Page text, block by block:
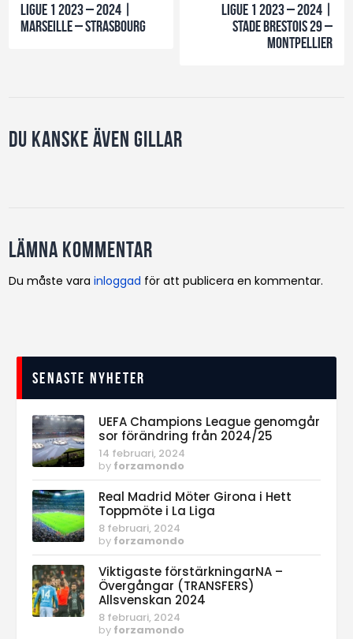
Ligue 1 2023 – 2024 |
Marseille – Strasbourg
Ligue 1 2023 – 2024 |
Stade Brestois 29 –
Montpellier
Du kanske även gillar
Lämna kommentar
Du måste varainloggad för att publicera en kommentar.
Senaste nyheter
UEFA Champions League genomgår
sor förändring från 2024/25
14 februari, 2024
by forzamondo
Real Madrid Möter Girona i Hett
Toppmöte i La Liga
8 februari, 2024
by forzamondo
Viktigaste förstärkningarNA –
Övergångar (TRANSFERS)
Allsvenskan 2024
8 februari, 2024
by forzamondo